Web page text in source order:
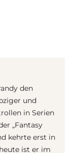
den
und
in Serien
„Fantasy
kehrte erst in
ist er im